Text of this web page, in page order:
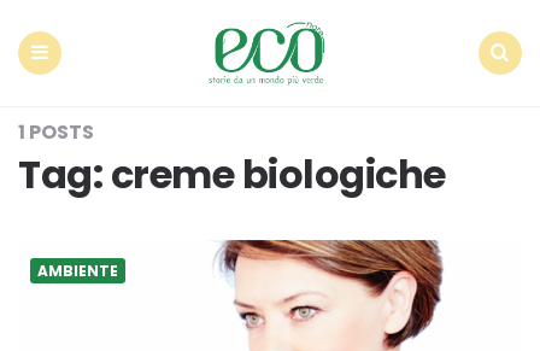
1 POSTS
Tag:creme biologiche
AMBIENTE